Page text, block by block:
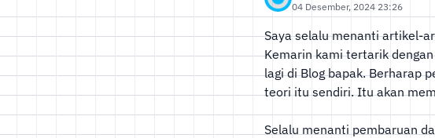
04 Desember, 2024 23:26
Saya selalu menanti artikel-
Kemarin kami tertarik
lagi di Blog bapak. Berharap
teori itu sendiri. Itu akan
Selalu menanti pembaruan